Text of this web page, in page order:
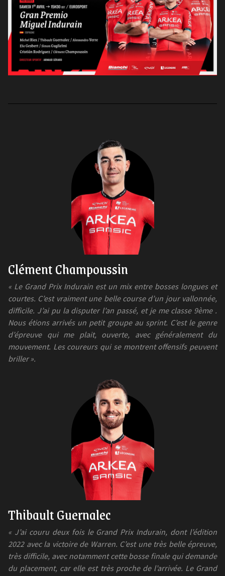
Clément Champoussin
« Le Grand Prix Indurain est un mix entre bosses longues et
courtes. C’est vraiment une belle course d’un jour vallonnée,
difficile. J’ai pu la disputer l’an passé, et je me classe 9ème .
Nous étions arrivés un petit groupe au sprint. C’est le genre
d’épreuve qui me plait, ouverte, avec généralement du
mouvement. Les coureurs qui se montrent offensifs peuvent
briller ».
Thibault Guernalec
« J’ai couru deux fois le Grand Prix Indurain, dont l’édition
2022 avec la victoire de Warren. C’est une très belle épreuve,
très difficile, avec notamment cette bosse finale qui demande
du placement, car elle est très proche de l’arrivée. Le Grand